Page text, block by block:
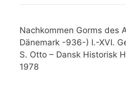
Nachkommen Gorms des
Dänemark -936-) I.-XVI.
S. Otto – Dansk Historisk
1978